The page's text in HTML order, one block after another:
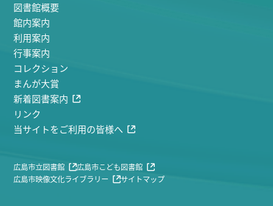
図書館概要
館内案内
利用案内
行事案内
コレクション
まんが大賞
新着図書案内
リンク
当サイトをご利用の皆様へ
広島市立図書館
広島市こども図書館
広島市映像文化ライブラリー
サイトマップ